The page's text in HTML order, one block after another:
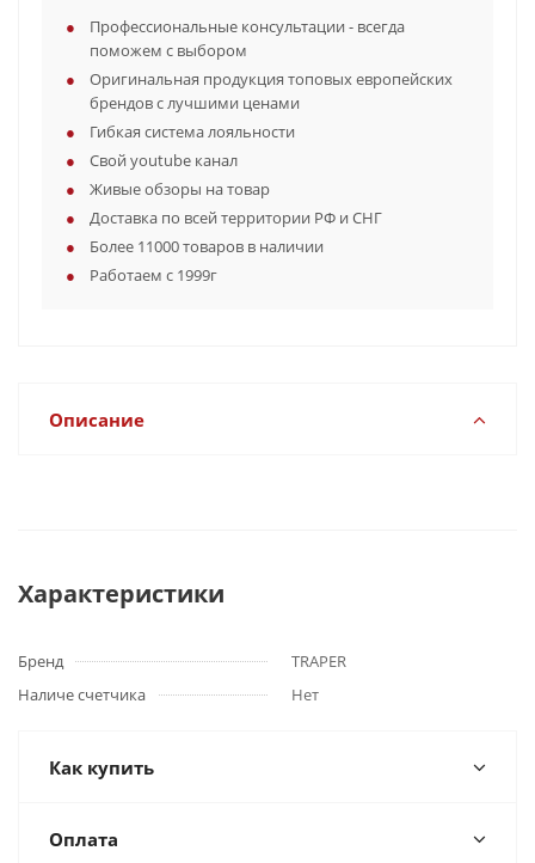
Профессиональные консультации - всегда
поможем с выбором
Оригинальная продукция топовых европейских
брендов с лучшими ценами
Гибкая система лояльности
Свой youtube канал
Живые обзоры на товар
Доставка по всей территории РФ и СНГ
Более 11000 товаров в наличии
Работаем с 1999г
Описание
Характеристики
Бренд
TRAPER
Наличе счетчика
Нет
Как купить
Оплата